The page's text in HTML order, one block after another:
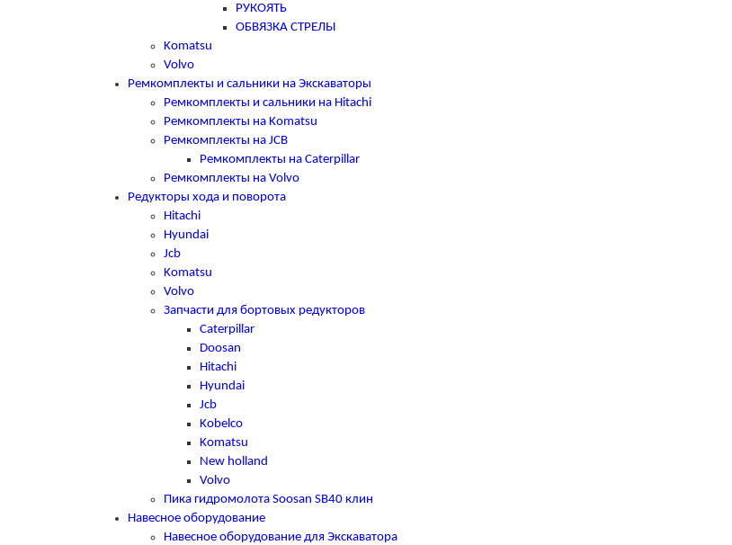
РУКОЯТЬ
ОБВЯЗКА СТРЕЛЫ
Komatsu
Volvo
Ремкомплекты и сальники на Экскаваторы
Ремкомплекты и сальники на Hitachi
Ремкомплекты на Komatsu
Ремкомплекты на JCB
Ремкомплекты на Caterpillar
Ремкомплекты на Volvo
Редукторы хода и поворота
Hitachi
Hyundai
Jcb
Komatsu
Volvo
Запчасти для бортовых редукторов
Caterpillar
Doosan
Hitachi
Hyundai
Jcb
Kobelco
Komatsu
New holland
Volvo
Пика гидромолота Soosan SB40 клин
Навесное оборудование
Навесное оборудование для Экскаватора